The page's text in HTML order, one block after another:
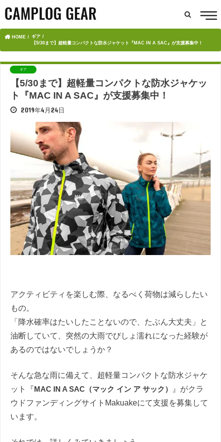
HOME
ギア
【5/30まで】超軽量コンパクトな防水ジャケット『MAC IN A SAC』が支援募集中！
ギア
【5/30まで】超軽量コンパクトな防水ジャケッ
ト『MAC IN A SAC』が支援募集中！
2019年4月24日
アクティビティを楽しむ際、なるべく荷物は減らしたい
もの。
「降水確率はたいしたことないので、たぶん大丈夫」と
油断していて、突然の大雨でびしょ濡れになった経験が
あるのではないでしょうか？
そんな急な雨に備えて、超軽量コンパクトな防水ジャケ
ット『MAC IN A SAC（マック イン ア サック）
』がクラ
ウドファンディングサイトMakuakeにて支援を募集して
います。